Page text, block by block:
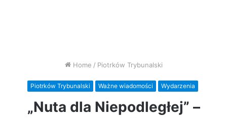
Home / Piotrków Trybunalski
Piotrków Trybunalski Ważne wiadomości Wydarzenia
„Nuta dla Niepodległej” –